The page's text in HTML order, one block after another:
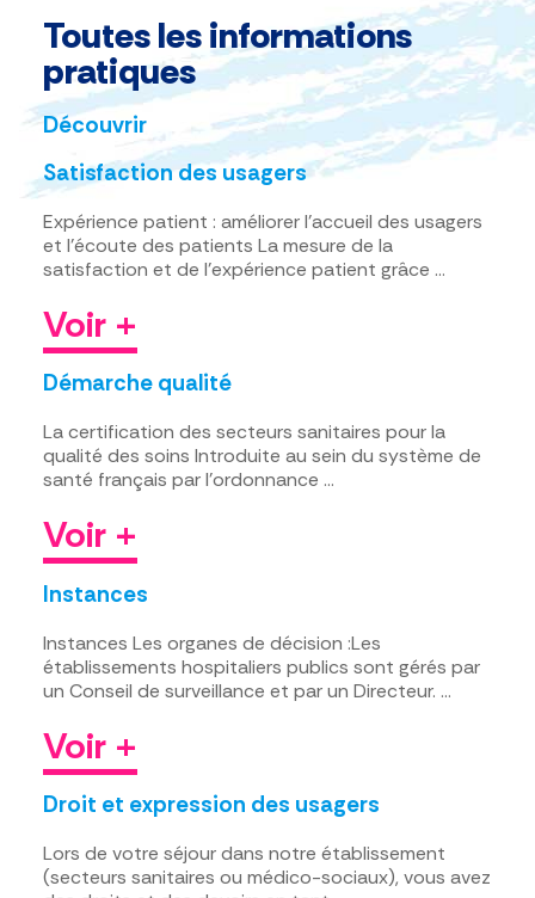
Toutes les informations
pratiques
Découvrir
Satisfaction des usagers
Expérience patient : améliorer l’accueil des usagers
et l’écoute des patients La mesure de la
satisfaction et de l’expérience patient grâce …
Voir +
Démarche qualité
La certification des secteurs sanitaires pour la
qualité des soins Introduite au sein du système de
santé français par l’ordonnance …
Voir +
Instances
Instances Les organes de décision :Les
établissements hospitaliers publics sont gérés par
un Conseil de surveillance et par un Directeur. …
Voir +
Droit et expression des usagers
Lors de votre séjour dans notre établissement
(secteurs sanitaires ou médico-sociaux), vous avez